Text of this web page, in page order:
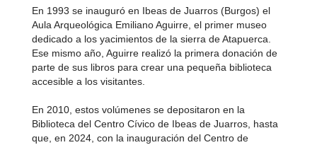
En 1993 se inauguró en Ibeas de Juarros (Burgos) el
Aula Arqueológica Emiliano Aguirre, el primer museo
dedicado a los yacimientos de la sierra de Atapuerca.
Ese mismo año, Aguirre realizó la primera donación de
parte de sus libros para crear una pequeña biblioteca
accesible a los visitantes.
En 2010, estos volúmenes se depositaron en la
Biblioteca del Centro Cívico de Ibeas de Juarros, hasta
que, en 2024, con la inauguración del Centro de